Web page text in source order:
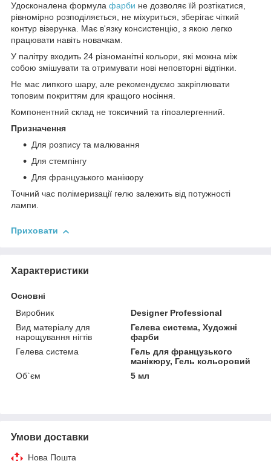
Удосконалена формула фарби не дозволяє їй розтікатися,
рівномірно розподіляється, не міхуриться, зберігає чіткий
контур візерунка. Має в'язку консистенцію, з якою легко
працювати навіть новачкам.
У палітру входить 24 різноманітні кольори, які можна між
собою змішувати та отримувати нові неповторні відтінки.
Не має липкого шару, але рекомендуємо закріплювати
топовим покриттям для кращого носіння.
Компонентний склад не токсичний та гіпоалергенний.
Призначення
Для розпису та малювання
Для стемпінгу
Для французького манікюру
Точний час полімеризації гелю залежить від потужності
лампи.
Приховати
Характеристики
Основні
Виробник
Designer Professional
Вид матеріалу для
нарощування нігтів
Гелева система, Художні
фарби
Гелева система
Гель для французького
манікюру, Гель кольоровий
Об`єм
5 мл
Умови доставки
Нова Пошта